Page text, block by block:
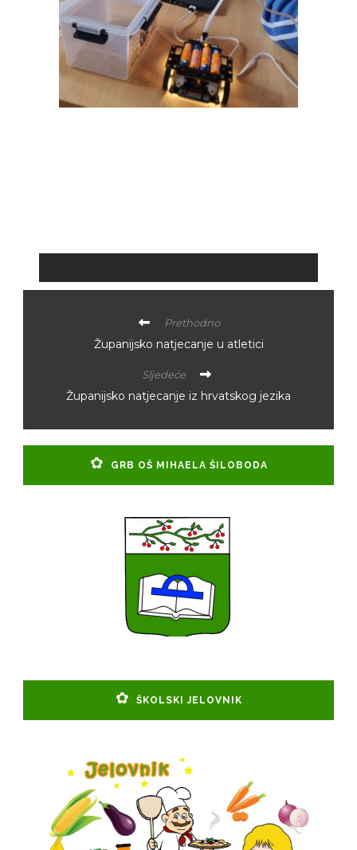
Prethodno
Županijsko natjecanje u atletici
Sljedeće
Županijsko natjecanje iz hrvatskog jezika
GRB OŠ MIHAELA ŠILOBODA
ŠKOLSKI JELOVNIK